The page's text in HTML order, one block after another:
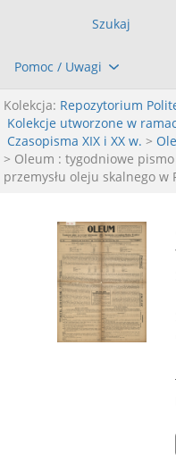
Szukaj
Pomoc / Uwagi
Kolekcja: Repozytorium
Kolekcje utworzone w
Czasopisma XIX i XX w. >
> Oleum : tygodniowe
przemysłu oleju skalnego w